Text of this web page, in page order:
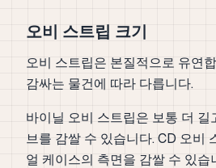
오비 스트립 크기
오비 스트립은 본질적으로 유연
감싸는 물건에 따라 다릅니다.
바이닐 오비 스트립은 보통 더 길
브를 감쌀 수 있습니다. CD 오비
얼 케이스의 측면을 감쌀 수 있습